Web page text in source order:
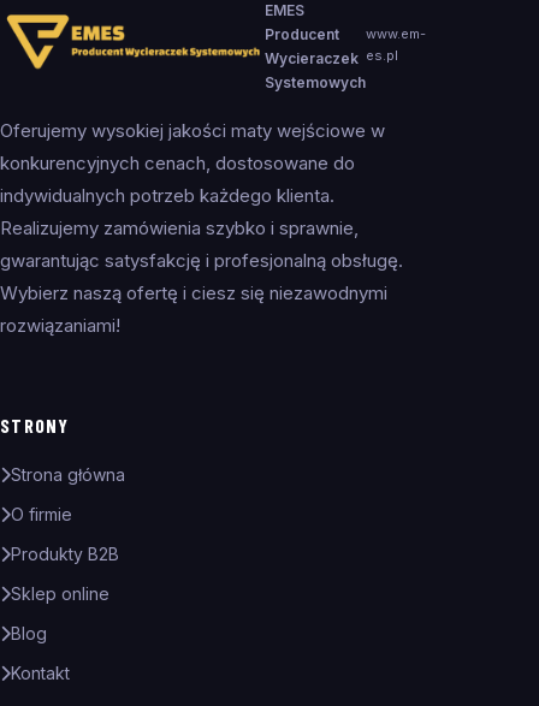
EMES
Producent
Wycieraczek
Systemowych
www.em-
es.pl
Oferujemy wysokiej jakości maty wejściowe w
konkurencyjnych cenach, dostosowane do
indywidualnych potrzeb każdego klienta.
Realizujemy zamówienia szybko i sprawnie,
gwarantując satysfakcję i profesjonalną obsługę.
Wybierz naszą ofertę i ciesz się niezawodnymi
rozwiązaniami!
STRONY
Strona główna
O firmie
Produkty B2B
Sklep online
Blog
Kontakt